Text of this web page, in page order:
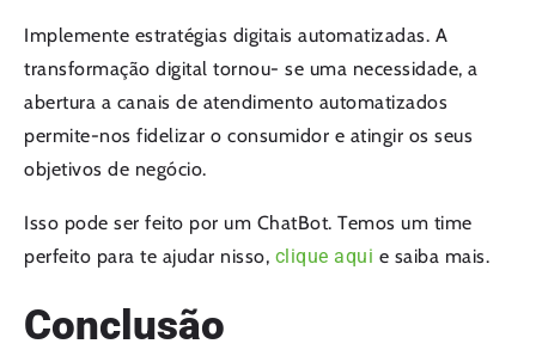
Implemente estratégias digitais automatizadas. A
transformação digital tornou- se uma necessidade, a
abertura a canais de atendimento automatizados
permite-nos fidelizar o consumidor e atingir os seus
objetivos de negócio.
Isso pode ser feito por um ChatBot. Temos um time
perfeito para te ajudar nisso, clique aqui e saiba mais.
Conclusão